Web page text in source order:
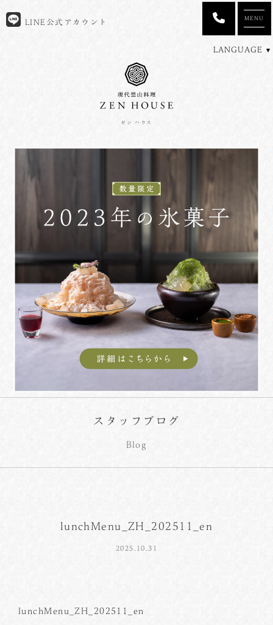
ゼン ハウス
LINE公式アカウント
LANGUAGE
MENU
スタッフブログ
Blog
lunchMenu_ZH_202511_en
2025.10.31
lunchMenu_ZH_202511_en